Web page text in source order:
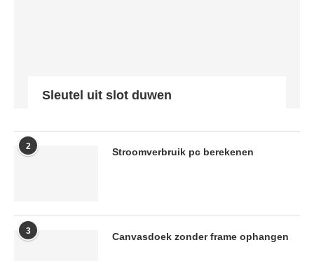
Sleutel uit slot duwen
2 Stroomverbruik pc berekenen
3 Canvasdoek zonder frame ophangen